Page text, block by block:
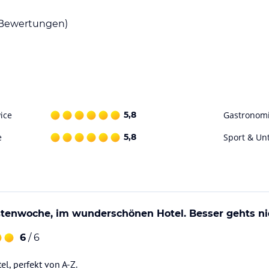
Fitnesscenter mit Personal
für Wanderungen, gemütliche
bietet höchsten Komfort, ob Einzelzimmer
Zuhause auf Zeit und freuen Sie sich
5,8
5,8 Sport &
im wunderschönen Hotel. Besser gehts
6 / 6
perfekt von A-Z.